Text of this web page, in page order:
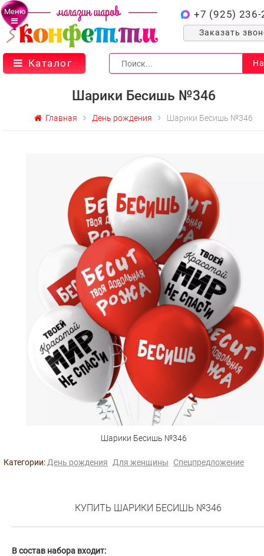
Меню +7 (925) 236-
Заказать
Каталог
Шарики Бесишь №346
Главная День рождения Шарики Бесишь №346
Шарики Бесишь №346
Категории: День рождения Для женщины Спецпредложение
КУПИТЬ ШАРИКИ БЕСИШЬ №346
В состав набора входит: